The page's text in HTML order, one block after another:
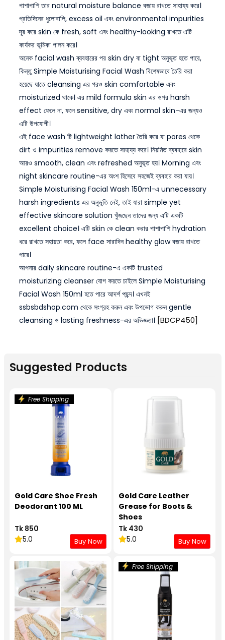
পাশাপাশি তার natural moisture balance বজায় রাখতে সাহায্য করে।
প্রতিদিনের ধুলোবালি, excess oil এবং environmental impurities
দূর করে skin কে fresh, soft এবং healthy-looking রাখতে এটি
কার্যকর ভূমিকা পালন করে।
অনেক facial wash ব্যবহারের পর skin dry বা tight অনুভূত হতে পারে,
কিন্তু Simple Moisturising Facial Wash বিশেষভাবে তৈরি করা
হয়েছে যাতে cleansing এর পরও skin comfortable এবং
moisturized থাকে। এর mild formula skin এর ওপর harsh
effect ফেলে না, ফলে sensitive, dry এবং normal skin-এর জন্যও
এটি উপযোগী।
এই face wash টি lightweight lather তৈরি করে যা pores থেকে
dirt ও impurities remove করতে সাহায্য করে। নিয়মিত ব্যবহারে skin
আরও smooth, clean এবং refreshed অনুভূত হয়। Morning এবং
night skincare routine-এর অংশ হিসেবে সহজেই ব্যবহার করা যায়।
Simple Moisturising Facial Wash 150ml-এ unnecessary
harsh ingredients এর অনুভূতি নেই, তাই যারা simple yet
effective skincare solution খুঁজছেন তাদের জন্য এটি একটি
excellent choice। এটি skin কে clean করার পাশাপাশি hydration
ধরে রাখতে সহায়তা করে, ফলে face সারাদিন healthy glow বজায় রাখতে
পারে।
আপনার daily skincare routine-এ একটি trusted
moisturizing cleanser যোগ করতে চাইলে Simple Moisturising
Facial Wash 150ml হতে পারে আদর্শ পছন্দ। এখনই
ssbsbdshop.com থেকে সংগ্রহ করুন এবং উপভোগ করুন gentle
cleansing ও lasting freshness-এর অভিজ্ঞতা। [BDCP450]
Suggested Products
Free Shipping
Gold Care Shoe Fresh
Deodorant 100 ML
Tk 850
5.0
Buy Now
Gold Care Leather
Grease for Boots &
Shoes
Tk 430
5.0
Buy Now
Free Shipping